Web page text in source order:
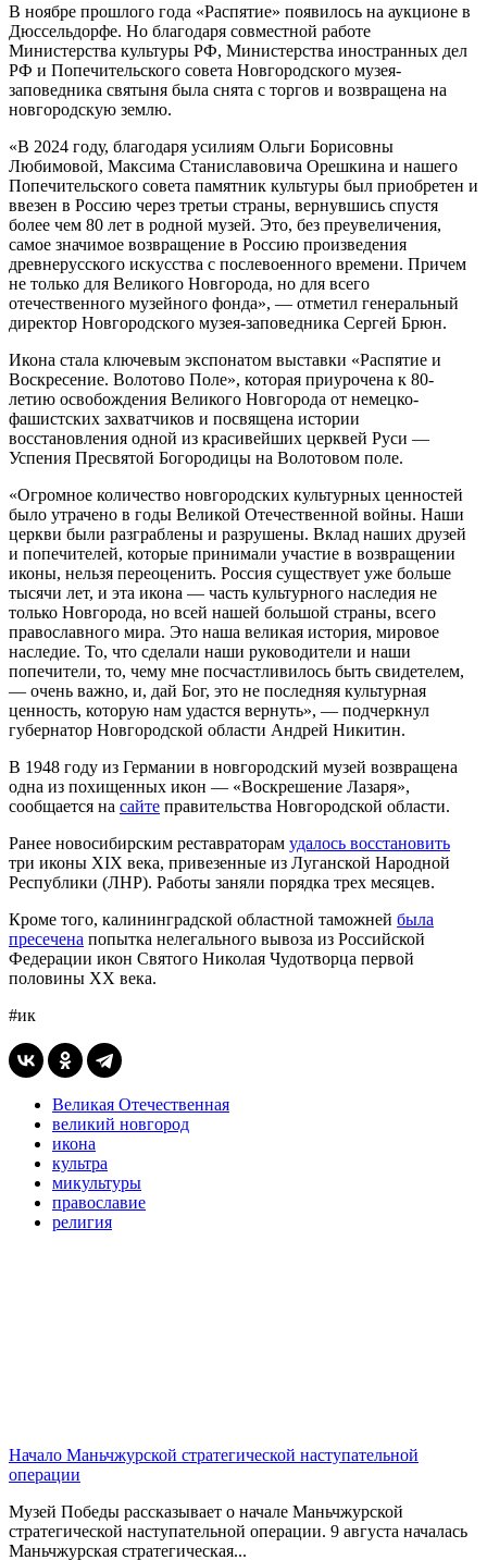
В ноябре прошлого года «Распятие» появилось на аукционе в
Дюссельдорфе. Но благодаря совместной работе
Министерства культуры РФ, Министерства иностранных дел
РФ и Попечительского совета Новгородского музея-
заповедника святыня была снята с торгов и возвращена на
новгородскую землю.
«В 2024 году, благодаря усилиям Ольги Борисовны
Любимовой, Максима Станиславовича Орешкина и нашего
Попечительского совета памятник культуры был приобретен и
ввезен в Россию через третьи страны, вернувшись спустя
более чем 80 лет в родной музей. Это, без преувеличения,
самое значимое возвращение в Россию произведения
древнерусского искусства с послевоенного времени. Причем
не только для Великого Новгорода, но для всего
отечественного музейного фонда», — отметил генеральный
директор Новгородского музея-заповедника Сергей Брюн.
Икона стала ключевым экспонатом выставки «Распятие и
Воскресение. Волотово Поле», которая приурочена к 80-
летию освобождения Великого Новгорода от немецко-
фашистских захватчиков и посвящена истории
восстановления одной из красивейших церквей Руси —
Успения Пресвятой Богородицы на Волотовом поле.
«Огромное количество новгородских культурных ценностей
было утрачено в годы Великой Отечественной войны. Наши
церкви были разграблены и разрушены. Вклад наших друзей
и попечителей, которые принимали участие в возвращении
иконы, нельзя переоценить. Россия существует уже больше
тысячи лет, и эта икона — часть культурного наследия не
только Новгорода, но всей нашей большой страны, всего
православного мира. Это наша великая история, мировое
наследие. То, что сделали наши руководители и наши
попечители, то, чему мне посчастливилось быть свидетелем,
— очень важно, и, дай Бог, это не последняя культурная
ценность, которую нам удастся вернуть», — подчеркнул
губернатор Новгородской области Андрей Никитин.
В 1948 году из Германии в новгородский музей возвращена
одна из похищенных икон — «Воскрешение Лазаря»,
сообщается на сайте правительства Новгородской области.
Ранее новосибирским реставраторам удалось восстановить
три иконы XIX века, привезенные из Луганской Народной
Республики (ЛНР). Работы заняли порядка трех месяцев.
Кроме того, калининградской областной таможней была
пресечена попытка нелегального вывоза из Российской
Федерации икон Святого Николая Чудотворца первой
половины XX века.
#ик
Великая Отечественная
великий новгород
икона
культра
микультуры
православие
религия
Начало Маньчжурской стратегической наступательной
операции
Музей Победы рассказывает о начале Маньчжурской
стратегической наступательной операции. 9 августа началась
Маньчжурская стратегическая...